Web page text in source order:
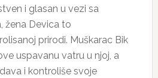
i glasan u vezi sa
žena Devica to
prirodi. Muškarac Bik
uspavanu vatru u njoj, a
i kontroliše svoje